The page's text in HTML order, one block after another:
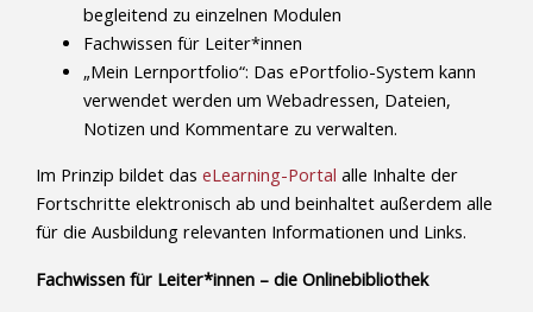
begleitend zu einzelnen Modulen
Fachwissen für Leiter*innen
„Mein Lernportfolio“: Das ePortfolio-System kann
verwendet werden um Webadressen, Dateien,
Notizen und Kommentare zu verwalten.
Im Prinzip bildet das eLearning-Portal alle Inhalte der
Fortschritte elektronisch ab und beinhaltet außerdem alle
für die Ausbildung relevanten Informationen und Links.
Fachwissen für Leiter*innen – die Onlinebibliothek